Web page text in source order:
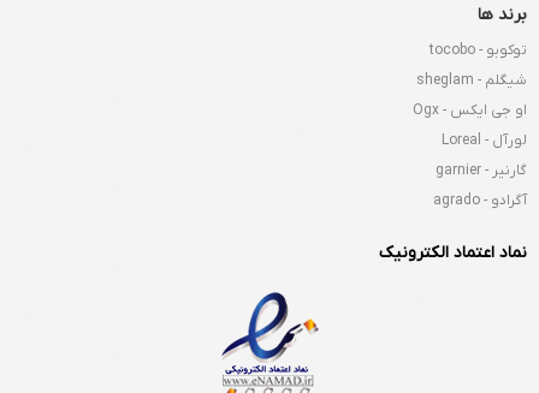
برند ها
توکوبو - tocobo
شیگلم - sheglam
او جی ایکس - Ogx
لورآل - Loreal
گارنیر - garnier
آگرادو - agrado
نماد اعتماد الکترونیک